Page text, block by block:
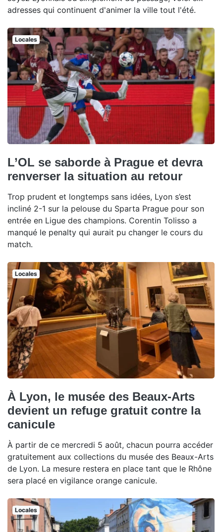
adresses qui continuent d'animer la ville tout l'été.
Locales
L’OL se saborde à Prague et devra
renverser la situation au retour
Trop prudent et longtemps sans idées, Lyon s’est
incliné 2-1 sur la pelouse du Sparta Prague pour son
entrée en Ligue des champions. Corentin Tolisso a
manqué le penalty qui aurait pu changer le cours du
match.
Locales
À Lyon, le musée des Beaux-Arts
devient un refuge gratuit contre la
canicule
À partir de ce mercredi 5 août, chacun pourra accéder
gratuitement aux collections du musée des Beaux-Arts
de Lyon. La mesure restera en place tant que le Rhône
sera placé en vigilance orange canicule.
Locales